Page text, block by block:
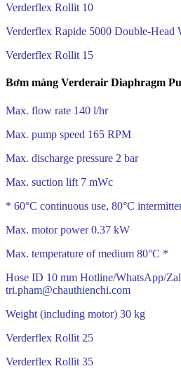
Verderflex Rollit 10
Verderflex Rapide 5000 Double-Head
Verderflex Rollit 15
Bơm màng Verderair Diaphragm
Max. flow rate 140 l/hr
Max. pump speed 165 RPM
Max. discharge pressure 2 bar
Max. suction lift 7 mWc
* 60°C continuous use, 80°C
Max. motor power 0.37 kW
Max. temperature of medium 80°C *
Hose ID 10 mm Hotline/WhatsApp/
tri.pham@chauthienchi.com
Weight (including motor) 30 kg
Verderflex Rollit 25
Verderflex Rollit 35